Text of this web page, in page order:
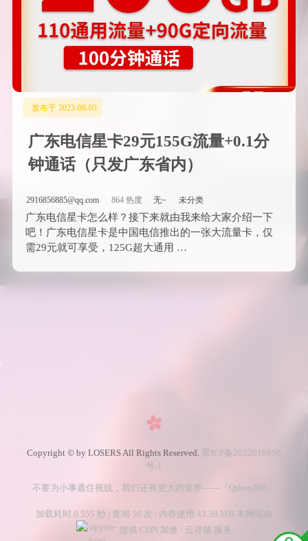
发布于 2023-08-03
广东电信星卡29元155G流量+0.1分
钟通话（只发广东省内）
2916856885@qq.com 864 热度 无~ 未分类
广东电信星卡怎么样？接下来就由我来给大家介绍一下
吧！广东电信星卡是中国电信推出的一张大流量卡，仅
需29元就可享受，125G超大通用 …
Copyright © by LOSERS All Rights Reserved. 冀ICP备2022016956
号-1
不要为小事遮住视线，我们还有更大的世界——「Qihoo360」
加载耗时 0.555 秒 | 查询 56 次 | 内存使用 43.39 MB 本网站由
提供 CDN 加速 / 云存储 服务